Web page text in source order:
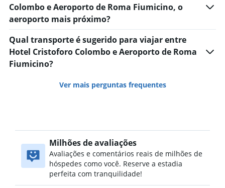
Colombo e Aeroporto de Roma Fiumicino, o
aeroporto mais próximo?
Qual transporte é sugerido para viajar entre
Hotel Cristoforo Colombo e Aeroporto de Roma
Fiumicino?
Ver mais perguntas frequentes
Milhões de avaliações
Avaliações e comentários reais de milhões de
hóspedes como você. Reserve a estadia
perfeita com tranquilidade!